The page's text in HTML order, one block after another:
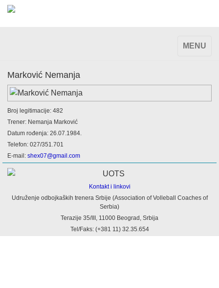
TOGGLE
MENU
Marković Nemanja
Broj legitimacije: 482
Trener: Nemanja Marković
Datum rođenja: 26.07.1984.
Telefon: 027/351.701
E-mail: shex07@gmail.com
Kontakt i linkovi
Udruženje odbojkaških trenera Srbije (Association of Volleball Coaches of
Serbia)
Terazije 35/III, 11000 Beograd, Srbija
Tel/Faks: (+381 11) 32.35.654